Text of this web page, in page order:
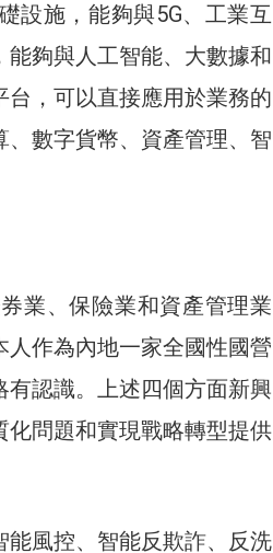
設施，能夠與5G、工業互
夠與人工智能、大數據和
，可以直接應用於業務的
數字貨幣、資產管理、智
業、保險業和資產管理業
人作為內地一家全國性國營
認識。上述四個方面新興
問題和實現戰略轉型提供
風控、智能反欺詐、反洗